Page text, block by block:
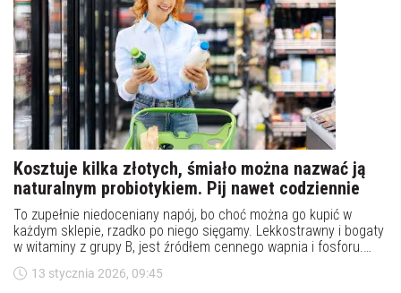
Kosztuje kilka złotych, śmiało można nazwać ją
naturalnym probiotykiem. Pij nawet codziennie
To zupełnie niedoceniany napój, bo choć można go kupić w
każdym sklepie, rzadko po niego sięgamy. Lekkostrawny i bogaty
w witaminy z grupy B, jest źródłem cennego wapnia i fosforu.
Warto pić go codziennie.
13 stycznia 2026, 09:45